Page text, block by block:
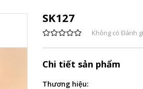
SK127
Không có Đánh
Chi tiết sản phẩm
Thương hiệu: